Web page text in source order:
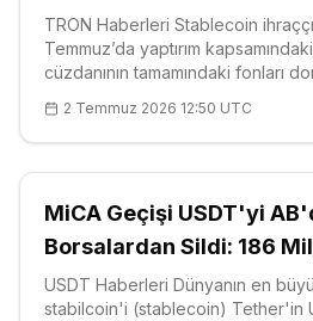
Dondurdu
TRON Haberleri Stablecoin
Temmuz’da yaptırım
cüzdanının tamamındaki fonları
Kontrol Ofisi (OFAC), söz konusu
2 Temmuz 2026 12:50 UTC
MiCA Geçişi USDT'yi
Borsalardan Sildi: 186
Dışında
USDT Haberleri Dünyanın en
stabilcoin'i (stablecoin) Tether'in